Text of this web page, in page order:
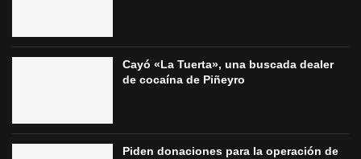
Cayó «La Tuerta», una buscada dealer
de cocaína de Piñeyro
Piden donaciones para la operación de